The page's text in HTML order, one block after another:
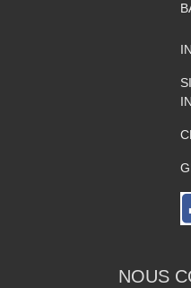
NOUS